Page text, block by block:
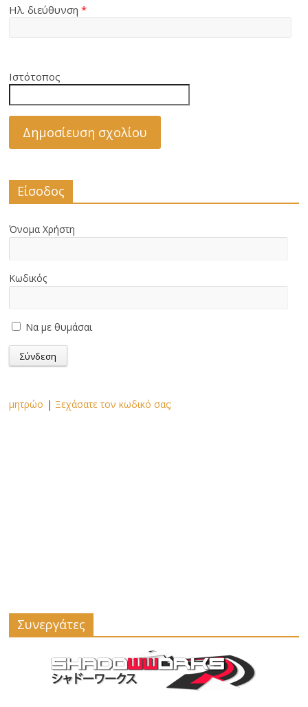
Ηλ. διεύθυνση*
Ιστότοπος
Είσοδος
Όνομα Χρήστη
Κωδικός
Να με θυμάσαι
μητρώο | Ξεχάσατε τον κωδικό σας;
Συνεργάτες